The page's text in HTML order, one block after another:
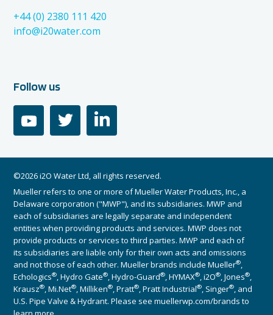
+44 (0) 2380 111 420
info@i20water.com
Follow us
youtube linkedin
©2026 i2O Water Ltd, all rights reserved.
Mueller refers to one or more of Mueller Water Products, Inc., a
Delaware corporation ("MWP"), and its subsidiaries. MWP and
each of subsidiaries are legally separate and independent
entities when providing products and services. MWP does not
provide products or services to third parties. MWP and each of
its subsidiaries are liable only for their own acts and omissions
and not those of each other. Mueller brands include Mueller®,
Echologics®, Hydro Gate®, Hydro-Guard®, HYMAX®, i2O®, Jones®,
Krausz®, Mi.Net®, Milliken®, Pratt®, Pratt Industrial®, Singer®, and
U.S. Pipe Valve & Hydrant. Please see muellerwp.com/brands to